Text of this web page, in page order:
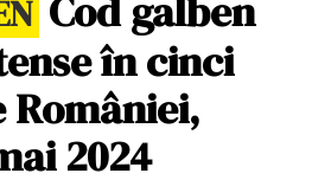
Cod galben
în cinci
2024